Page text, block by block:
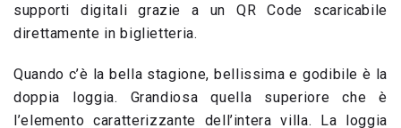
supporti digitali grazie a un QR Code scaricabile
direttamente in biglietteria.
Quando c’è la bella stagione, bellissima e godibile è la
doppia loggia. Grandiosa quella superiore che è
l’elemento caratterizzante dell’intera villa. La loggia